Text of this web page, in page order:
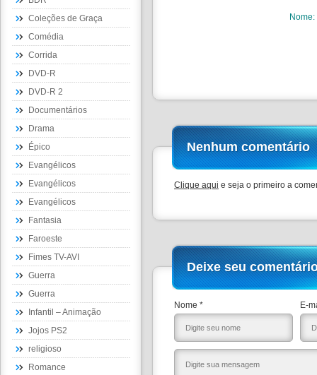
Coleções de Graça
Comédia
Corrida
DVD-R
DVD-R 2
Documentários
Drama
Épico
Evangélicos
Evangélicos
Evangélicos
Fantasia
Faroeste
Fimes TV-AVI
Guerra
Guerra
Infantil – Animação
Jojos PS2
religioso
Romance
Nome:
Nenhum comentário
Clique aqui e seja o primeiro a
Deixe seu
Nome * E-